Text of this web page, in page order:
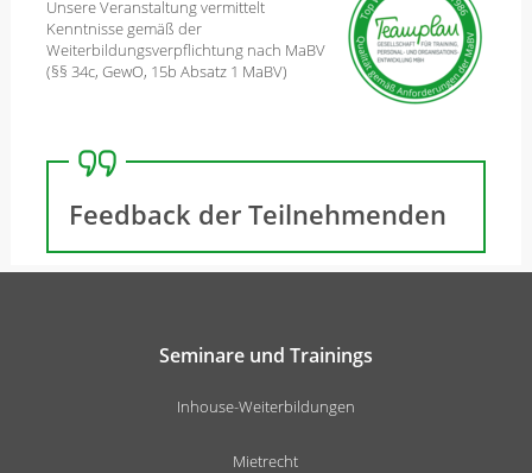
Unsere Veranstaltung vermittelt
Kenntnisse gemäß der
Weiterbildungsverpflichtung nach MaBV
(§§ 34c, GewO, 15b Absatz 1 MaBV)
Feedback der Teilnehmenden
Seminare und Trainings
Inhouse-Weiterbildungen
Mietrecht